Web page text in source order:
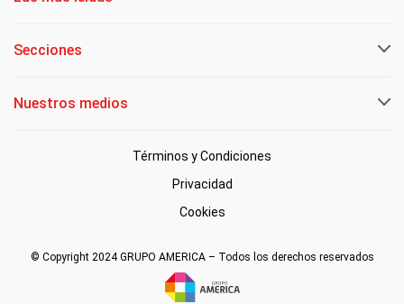
Secciones
Nuestros medios
Términos y Condiciones
Privacidad
Cookies
© Copyright 2024 GRUPO AMERICA – Todos los derechos reservados